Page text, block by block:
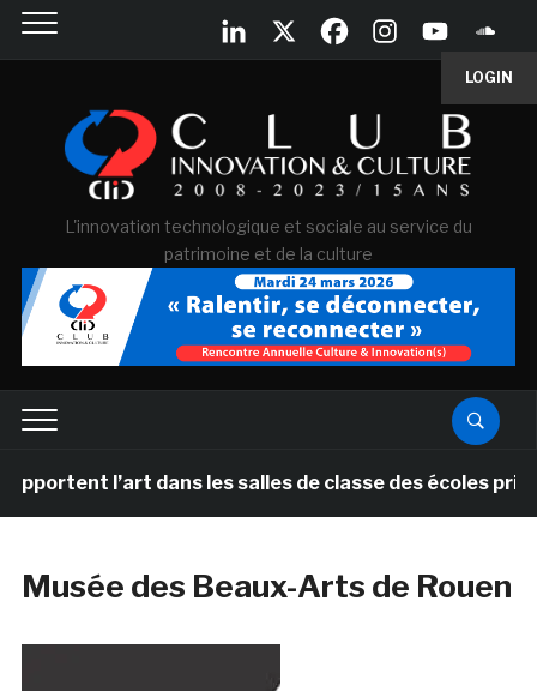
LOGIN
L'innovation technologique et sociale au service du
patrimoine et de la culture
l’art dans les salles de classe des écoles
Musée des Beaux-Arts de Rouen